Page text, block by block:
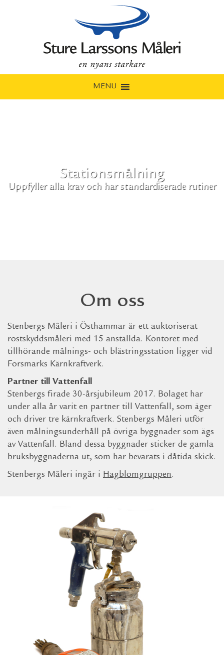
MENU
Stationsmålning
Uppfyller alla krav och har standardiserade rutiner
Om oss
Stenbergs Måleri i Östhammar är ett auktoriserat
rostskyddsmåleri med 15 anställda. Kontoret med
tillhörande målnings- och blästringsstation ligger vid
Forsmarks Kärnkraftverk.
Partner till Vattenfall
Stenbergs firade 30-årsjubileum 2017. Bolaget har
under alla år varit en partner till Vattenfall, som äger
och driver tre kärnkraftverk. Stenbergs Måleri utför
även målningsunderhåll på övriga byggnader som ägs
av Vattenfall. Bland dessa byggnader sticker de gamla
bruksbyggnaderna ut, som har bevarats i dåtida skick.
Stenbergs Måleri ingår i Hagblomgruppen.